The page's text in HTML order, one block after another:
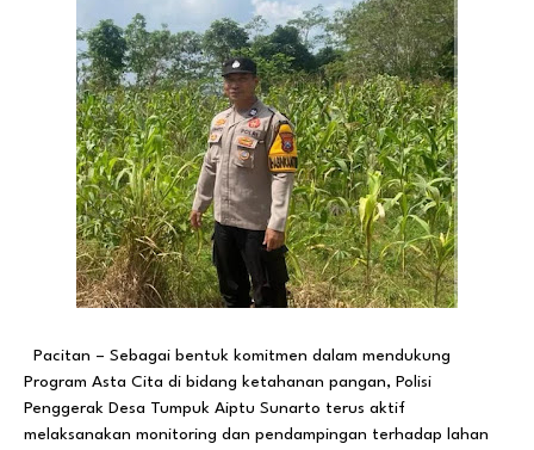
Pacitan – Sebagai bentuk komitmen dalam mendukung
Program Asta Cita di bidang ketahanan pangan, Polisi
Penggerak Desa Tumpuk Aiptu Sunarto terus aktif
melaksanakan monitoring dan pendampingan terhadap lahan